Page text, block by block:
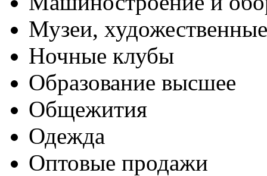
Музеи,
Ночные клубы
Образование высшее
Общежития
Одежда
Оптовые продажи